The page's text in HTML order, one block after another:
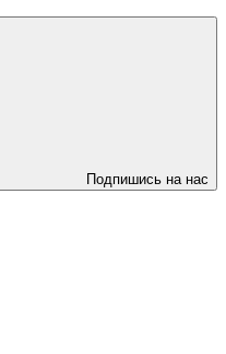
Подпишись на нас